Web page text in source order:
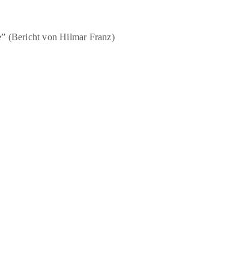
(Bericht von Hilmar Franz)